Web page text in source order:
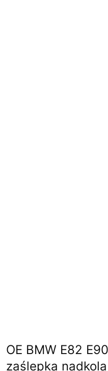
OE BMW E82
zaślepka